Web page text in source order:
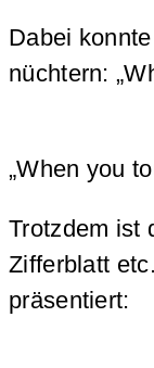
Dabei
nüchtern:
„When you
Trotzdem ist
Zifferblatt
präsentiert: